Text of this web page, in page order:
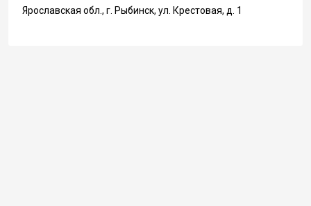
Ярославская обл., г. Рыбинск, ул. Крестовая, д. 1